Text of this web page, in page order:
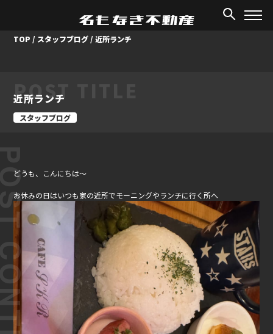
TOP / スタッフブログ /近所ランチ
POST TITLE
近所ランチ
スタッフブログ
どうも、こんにちは～
お休みの日はいつも家の近所でモーニングやランチに行く所へ